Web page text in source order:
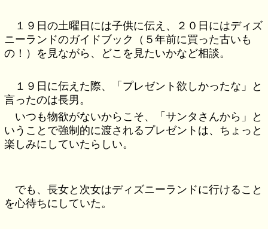
１９日の土曜日には子供に伝え、２０日にはディズ
ニーランドのガイドブック（５年前に買った古いも
の！）を見ながら、どこを見たいかなど相談。
１９日に伝えた際、「プレゼント欲しかったな」と
言ったのは長男。
いつも物欲がないからこそ、「サンタさんから」と
いうことで強制的に渡されるプレゼントは、ちょっと
楽しみにしていたらしい。
でも、長女と次女はディズニーランドに行けること
を心待ちにしていた。